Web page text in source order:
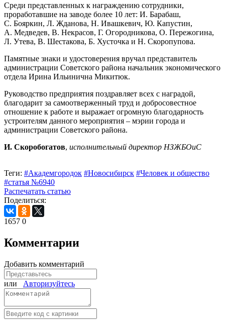
Среди представленных к награждению сотрудники,
проработавшие на заводе более 10 лет: И. Барабаш,
С. Бояркин, Л. Жданова, Н. Ивашкевич, Ю. Капустин,
А. Медведев, В. Некрасов, Г. Огородникова, О. Пережогина,
Л. Утева, В. Шестакова, Б. Хусточка и Н. Скоропупова.
Памятные знаки и удостоверения вручал представитель
администрации Советского района начальник экономического
отдела Ирина Ильинична Микитюк.
Руководство предприятия поздравляет всех с наградой,
благодарит за самоотверженный труд и добросовестное
отношение к работе и выражает огромную благодарность
устроителям данного мероприятия – мэрии города и
администрации Советского района.
И. Скоробогатов, исполнительный директор НЗЖБОиС
Теги: #Академгородок #Новосибирск #Человек и общество
#статья №6940
Распечатать статью
Поделиться:
1657 0
Комментарии
Добавить комментарий
или Авторизуйтесь